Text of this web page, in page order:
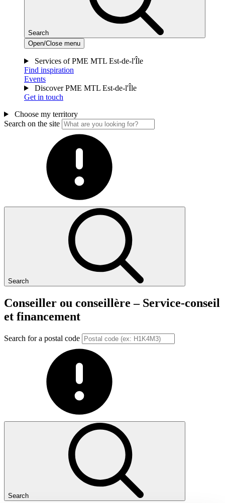
Search
Open/Close menu
Services of PME MTL Est-de-l'Île
Find inspiration
Events
Discover PME MTL Est-de-l'Île
Get in touch
Choose my territory
Search on the site
Search
Conseiller ou conseillère – Service-conseil
et financement
Search for a postal code
Search